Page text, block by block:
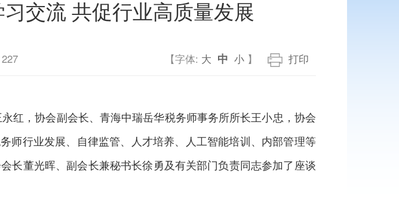
交流 共促行业高质量发展
227 【字体: 大 中 小 】 打印
，协会副会长、青海中瑞岳华税务师事务所所长王小忠，协会
师行业发展、自律监管、人才培养、人工智能培训、内部管理等
长董光晖、副会长兼秘书长徐勇及有关部门负责同志参加了座谈